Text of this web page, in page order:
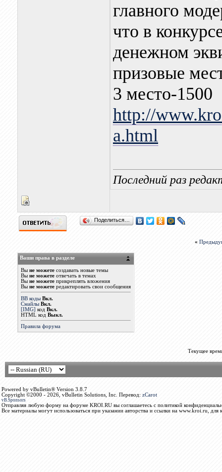
главного
что в
денежном
призовые
3 место-1500
http://
a.html
Последний раз
Поделиться…
«
Ваши права в разделе
Вы не можетесоздавать новые темы
Вы не можетеотвечать в темах
Вы не можетеприкреплять вложения
Вы не можетередактировать свои сообщения
BB коды Вкл.
Смайлы Вкл.
[IMG] код Вкл.
HTML код Выкл.
Правила форума
Текущее
Powered by vBulletin® Version 3.8.7
Copyright ©2000 - 2026, vBulletin Solutions, Inc. Перевод: zCarot
vB.Sponsors
Отправляя любую форму на форуме KROI.RU вы соглашаетесь с политикой
Все материалы могут использоваться при указании авторства и ссылки на www.kroi.ru, для